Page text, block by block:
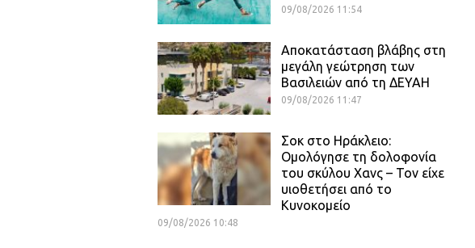
09/08/2026 11:54
Αποκατάσταση βλάβης στη
μεγάλη γεώτρηση των
Βασιλειών από τη ΔΕΥΑΗ
09/08/2026 11:47
Σοκ στο Ηράκλειο:
Ομολόγησε τη δολοφονία
του σκύλου Χανς – Τον είχε
υιοθετήσει από το
Κυνοκομείο
09/08/2026 10:48